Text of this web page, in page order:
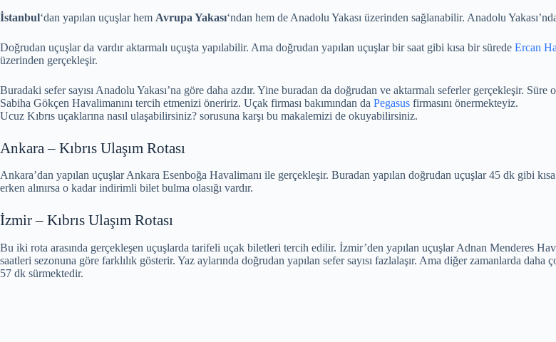
İstanbul‘dan yapılan uçuşlar hem Avrupa Yakası‘ndan hem de Anadolu Yakası üzerinden sağlanabilir. Anadolu
Doğrudan uçuşlar da vardır aktarmalı uçuşta yapılabilir. Ama doğrudan yapılan uçuşlar bir saat gibi kısa bir sürede Ercan
üzerinden gerçekleşir.
Buradaki sefer sayısı Anadolu Yakası’na göre daha azdır. Yine buradan da doğrudan ve aktarmalı seferler gerçekleşir.
Sabiha Gökçen Havalimanını tercih etmenizi öneririz. Uçak firması bakımından da Pegasus firmasını önermekteyiz.
Ucuz Kıbrıs uçaklarına nasıl ulaşabilirsiniz? sorusuna karşı bu makalemizi de okuyabilirsiniz.
Ankara – Kıbrıs Ulaşım Rotası
Ankara’dan yapılan uçuşlar Ankara Esenboğa Havalimanı ile gerçekleşir. Buradan yapılan doğrudan uçuşlar 45 dk gibi
erken alınırsa o kadar indirimli bilet bulma olasığı vardır.
İzmir – Kıbrıs Ulaşım Rotası
Bu iki rota arasında gerçekleşen uçuşlarda tarifeli uçak biletleri tercih edilir. İzmir’den yapılan uçuşlar Adnan Menderes
saatleri sezonuna göre farklılık gösterir. Yaz aylarında doğrudan yapılan sefer sayısı fazlalaşır. Ama diğer zamanlarda
57 dk sürmektedir.